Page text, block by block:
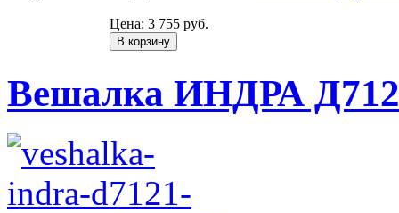
Цена: 3 755 руб.
Вешалка ИНДРА